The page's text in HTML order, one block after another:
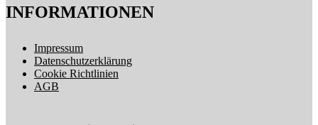
INFORMATIONEN
Impressum
Datenschutzerklärung
Cookie Richtlinien
AGB